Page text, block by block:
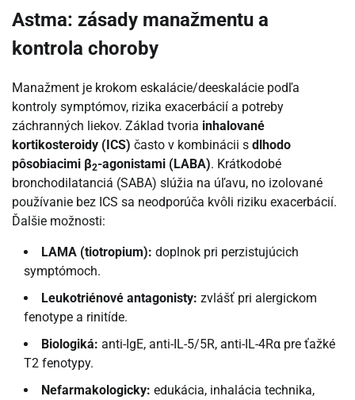
Astma: zásady manažmentu a
kontrola choroby
Manažment je krokom eskalácie/deeskalácie podľa
kontroly symptómov, rizika exacerbácií a potreby
záchranných liekov. Základ tvoria inhalované
kortikosteroidy (ICS) často v kombinácii s dlhodo
pôsobiacimi β2-agonistami (LABA). Krátkodobé
bronchodilatanciá (SABA) slúžia na úľavu, no izolované
používanie bez ICS sa neodporúča kvôli riziku exacerbácií.
Ďalšie možnosti:
LAMA (tiotropium): doplnok pri perzistujúcich
symptómoch.
Leukotriénové antagonisty: zvlášť pri alergickom
fenotype a rinitíde.
Biologiká: anti-IgE, anti-IL-5/5R, anti-IL-4Rα pre ťažké
T2 fenotypy.
Nefarmakologicky: edukácia, inhalácia technika,